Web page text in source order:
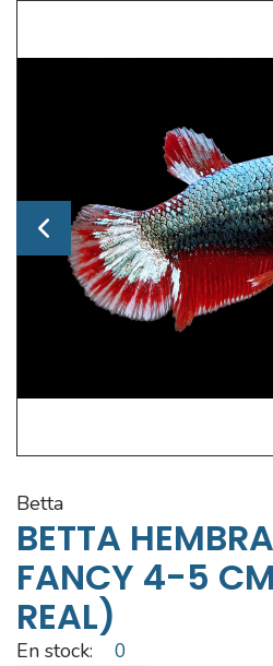
betta
BETTA
FANCY 4-5
REAL)
En stock: 0